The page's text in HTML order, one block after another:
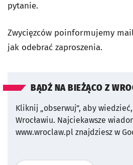
pytanie.
Zwycięzców poinformujemy
jak odebrać zaproszenia.
BĄDŹ NA BIEŻĄCO Z
Kliknij „obserwuj”, aby
Wrocławiu. Najciekawsze
www.wroclaw.pl znajdziesz w